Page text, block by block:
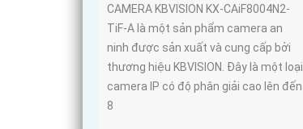
CAMERA KBVISION KX-CAiF8004N2-
TiF-A là một sản phẩm camera an
ninh được sản xuất và cung cấp bởi
thương hiệu KBVISION. Đây là một loại
camera IP có độ phân giải cao lên đến
8